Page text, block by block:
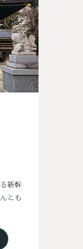
新幹
とも